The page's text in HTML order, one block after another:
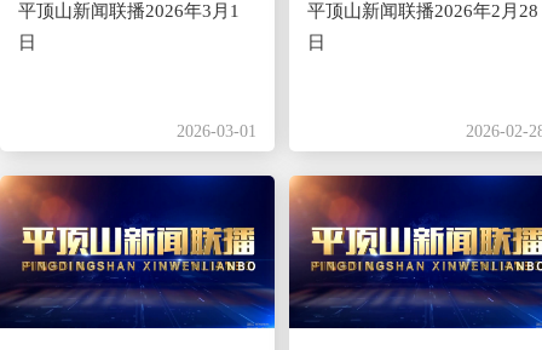
平顶山新闻联播2026年3月1
日
2026-03-01
平顶山新闻联播2026年2月28
日
2026-02-